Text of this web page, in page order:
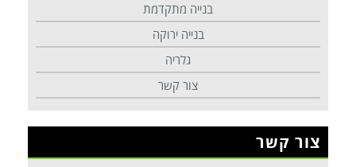
בנייה מתקדמת
בנייה ירוקה
גלריה
צור קשר
צור קשר